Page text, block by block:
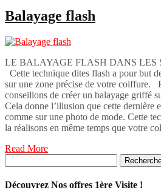
Balayage flash
LE BALAYAGE FLASH DANS LES
Cette technique dites flash a pour but
sur une zone précise de votre coiffure.
conseillons de créer un balayage griffé
Cela donne l’illusion que cette dernière
comme sur une photo de mode. Cette
la réalisons en même temps que votre
Read More
Découvrez Nos offres 1ère Visite !